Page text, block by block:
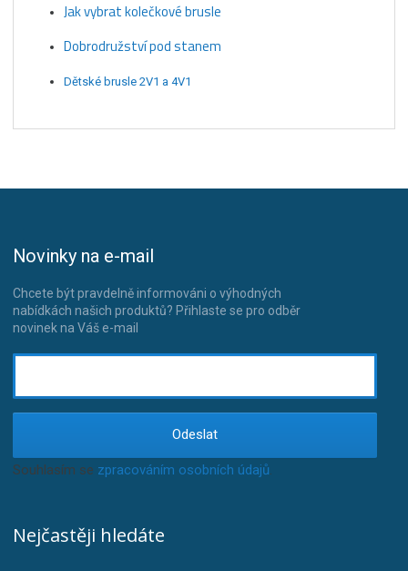
Jak vybrat kolečkové brusle
Dobrodružství pod stanem
Dětské brusle 2V1 a 4V1
Novinky na e-mail
Chcete být pravdelně informováni o výhodných
nabídkách našich produktů? Přihlaste se pro odběr
novinek na Váš e-mail
Odeslat
Souhlasím se zpracováním osobních údajů.
Nejčastěji hledáte